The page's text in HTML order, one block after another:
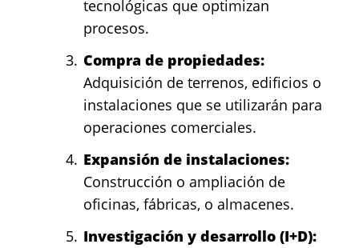
tecnológicas que optimizan
procesos.
Compra de propiedades:
Adquisición de terrenos, edificios o
instalaciones que se utilizarán para
operaciones comerciales.
Expansión de instalaciones:
Construcción o ampliación de
oficinas, fábricas, o almacenes.
Investigación y desarrollo (I+D):